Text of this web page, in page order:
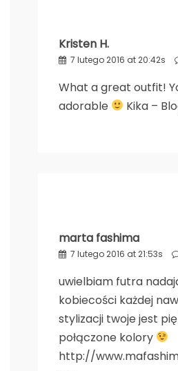
Kristen H.
7 lutego 2016 at 20:42s
What a great outfit!
adorable
Kika –
marta fashima
7 lutego 2016 at 21:53s
uwielbiam futra
kobiecości każdej
stylizacji twoje jest
połączone kolory
http://